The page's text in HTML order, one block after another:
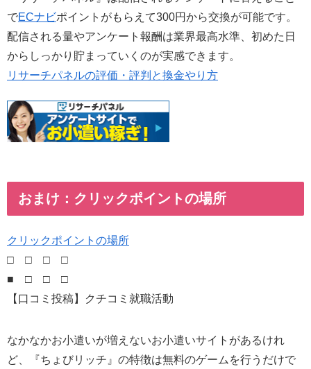
でECナビポイントがもらえて300円から交換が可能です。
配信される量やアンケート報酬は業界最高水準、初めた日
からしっかり貯まっていくのが実感できます。
リサーチパネルの評価・評判と換金やり方
おまけ：クリックポイントの場所
クリックポイントの場所
□ □ □ □
■ □ □ □
【口コミ投稿】クチコミ就職活動
なかなかお小遣いが増えないお小遣いサイトがあるけれ
ど、『ちょびリッチ』の特徴は無料のゲームを行うだけで